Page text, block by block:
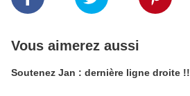
Vous aimerez aussi
Soutenez Jan : dernière ligne droite !!